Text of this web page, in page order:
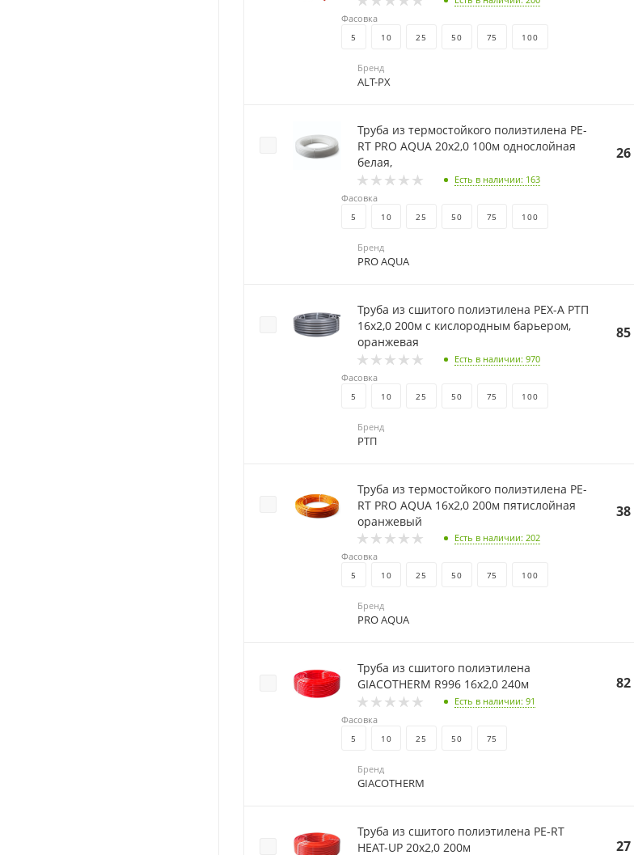
Фасовка
5 10 25 50 75 100
Бренд
ALT-PX
Труба из термостойкого полиэтилена PE-
RT PRO AQUA 20х2,0 100м однослойная
белая,
Есть в наличии: 163
26
Фасовка
5 10 25 50 75 100
Бренд
PRO AQUA
Труба из сшитого полиэтилена PEX-A РТП
16х2,0 200м с кислородным барьером,
оранжевая
Есть в наличии: 970
85
Фасовка
5 10 25 50 75 100
Бренд
РТП
Труба из термостойкого полиэтилена PE-
RT PRO AQUA 16х2,0 200м пятислойная
оранжевый
Есть в наличии: 202
38
Фасовка
5 10 25 50 75 100
Бренд
PRO AQUA
Труба из сшитого полиэтилена
GIACOTHERM R996 16х2,0 240м
Есть в наличии: 91
82
Фасовка
5 10 25 50 75
Бренд
GIACOTHERM
Труба из сшитого полиэтилена PE-RT
HEAT-UP 20х2,0 200м
27